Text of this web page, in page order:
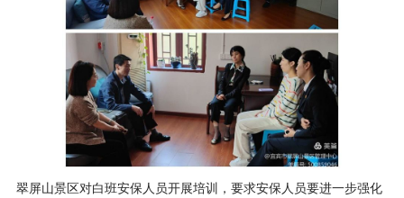
翠屏山景区对白班安保人员开展培训，要求安保人员要进一步强化